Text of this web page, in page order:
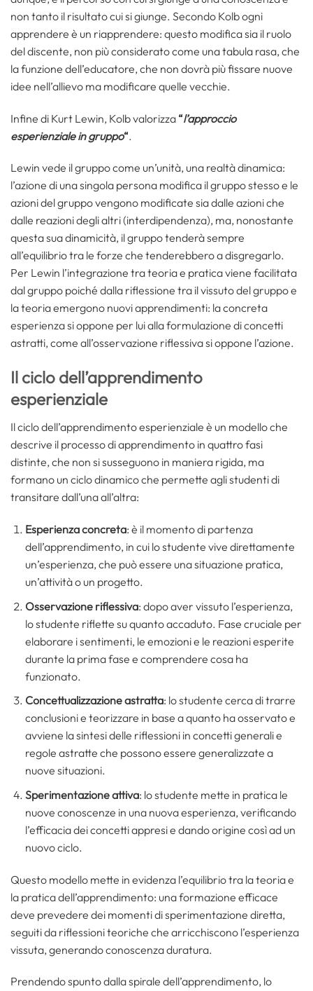
non tanto il risultato cui si giunge. Secondo Kolb ogni
apprendere è un riapprendere: questo modifica sia il ruolo
del discente, non più considerato come una tabula rasa, che
la funzione dell’educatore, che non dovrà più fissare nuove
idee nell’allievo ma modificare quelle vecchie.
Infine di Kurt Lewin, Kolb valorizza “l’approccio
esperienziale in gruppo“.
Lewin vede il gruppo come un’unità, una realtà dinamica:
l’azione di una singola persona modifica il gruppo stesso e le
azioni del gruppo vengono modificate sia dalle azioni che
dalle reazioni degli altri (interdipendenza), ma, nonostante
questa sua dinamicità, il gruppo tenderà sempre
all’equilibrio tra le forze che tenderebbero a disgregarlo.
Per Lewin l’integrazione tra teoria e pratica viene facilitata
dal gruppo poiché dalla riflessione tra il vissuto del gruppo e
la teoria emergono nuovi apprendimenti: la concreta
esperienza si oppone per lui alla formulazione di concetti
astratti, come all’osservazione riflessiva si oppone l’azione.
Il ciclo dell’apprendimento
esperienziale
Il ciclo dell’apprendimento esperienziale è un modello che
descrive il processo di apprendimento in quattro fasi
distinte, che non si susseguono in maniera rigida, ma
formano un ciclo dinamico che permette agli studenti di
transitare dall’una all’altra:
Esperienza concreta: è il momento di partenza
dell’apprendimento, in cui lo studente vive direttamente
un’esperienza, che può essere una situazione pratica,
un’attività o un progetto.
Osservazione riflessiva: dopo aver vissuto l’esperienza,
lo studente riflette su quanto accaduto. Fase cruciale per
elaborare i sentimenti, le emozioni e le reazioni esperite
durante la prima fase e comprendere cosa ha
funzionato.
Concettualizzazione astratta: lo studente cerca di trarre
conclusioni e teorizzare in base a quanto ha osservato e
avviene la sintesi delle riflessioni in concetti generali e
regole astratte che possono essere generalizzate a
nuove situazioni.
Sperimentazione attiva: lo studente mette in pratica le
nuove conoscenze in una nuova esperienza, verificando
l’efficacia dei concetti appresi e dando origine così ad un
nuovo ciclo.
Questo modello mette in evidenza l’equilibrio tra la teoria e
la pratica dell’apprendimento: una formazione efficace
deve prevedere dei momenti di sperimentazione diretta,
seguiti da riflessioni teoriche che arricchiscono l’esperienza
vissuta, generando conoscenza duratura.
Prendendo spunto dalla spirale dell’apprendimento, lo